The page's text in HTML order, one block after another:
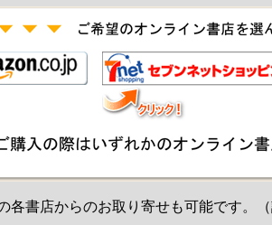
各書店からのお取り寄せも可能です。